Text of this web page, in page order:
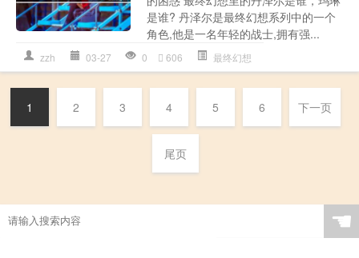
是谁? 丹泽尔是最终幻想系列中的一个
角色,他是一名年轻的战士,拥有强...
zzh 03-27 0 606 最终幻想
1 2 3 4 5 6 下一页
尾页
☚